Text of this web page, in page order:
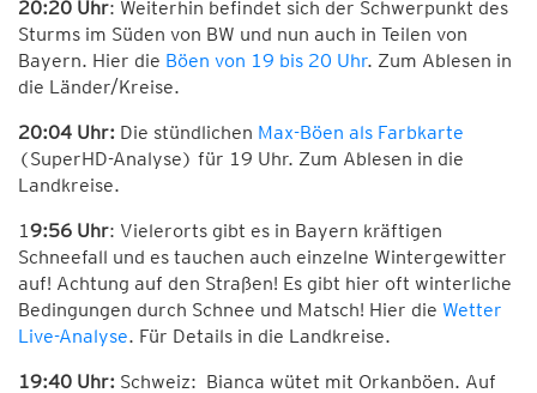
20:20 Uhr: Weiterhin befindet sich der Schwerpunkt des
Sturms im Süden von BW und nun auch in Teilen von
Bayern. Hier die Böen von 19 bis 20 Uhr. Zum Ablesen in
die Länder/Kreise.
20:04 Uhr: Die stündlichen Max-Böen als Farbkarte
(SuperHD-Analyse) für 19 Uhr. Zum Ablesen in die
Landkreise.
19:56 Uhr: Vielerorts gibt es in Bayern kräftigen
Schneefall und es tauchen auch einzelne Wintergewitter
auf! Achtung auf den Straßen! Es gibt hier oft winterliche
Bedingungen durch Schnee und Matsch! Hier die Wetter
Live-Analyse. Für Details in die Landkreise.
19:40 Uhr: Schweiz: Bianca wütet mit Orkanböen. Auf